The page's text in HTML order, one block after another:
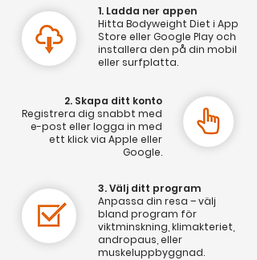
1. Ladda ner appen
Hitta Bodyweight Diet i App
Store eller Google Play och
installera den på din mobil
eller surfplatta.
2. Skapa ditt konto
Registrera dig snabbt med
e-post eller logga in med
ett klick via Apple eller
Google.
3. Välj ditt program
Anpassa din resa – välj
bland program för
viktminskning, klimakteriet,
andropaus, eller
muskeluppbyggnad.